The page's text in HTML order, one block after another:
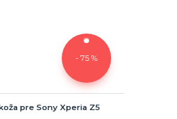
- 75 %
pre Sony Xperia Z5